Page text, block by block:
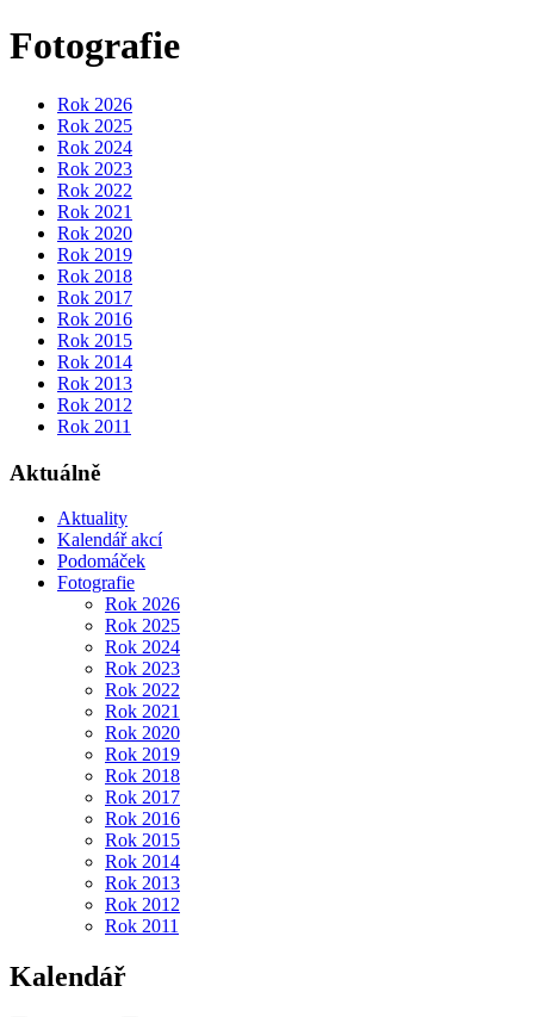
Fotografie
Rok 2026
Rok 2025
Rok 2024
Rok 2023
Rok 2022
Rok 2021
Rok 2020
Rok 2019
Rok 2018
Rok 2017
Rok 2016
Rok 2015
Rok 2014
Rok 2013
Rok 2012
Rok 2011
Aktuálně
Aktuality
Kalendář akcí
Podomáček
Fotografie
Rok 2026
Rok 2025
Rok 2024
Rok 2023
Rok 2022
Rok 2021
Rok 2020
Rok 2019
Rok 2018
Rok 2017
Rok 2016
Rok 2015
Rok 2014
Rok 2013
Rok 2012
Rok 2011
Kalendář